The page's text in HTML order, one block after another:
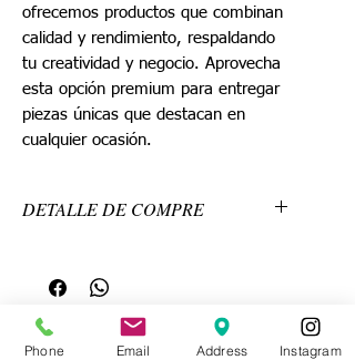
ofrecemos productos que combinan
calidad y rendimiento, respaldando
tu creatividad y negocio. Aprovecha
esta opción premium para entregar
piezas únicas que destacan en
cualquier ocasión.
DETALLE DE COMPRE
Phone Email Address Instagram